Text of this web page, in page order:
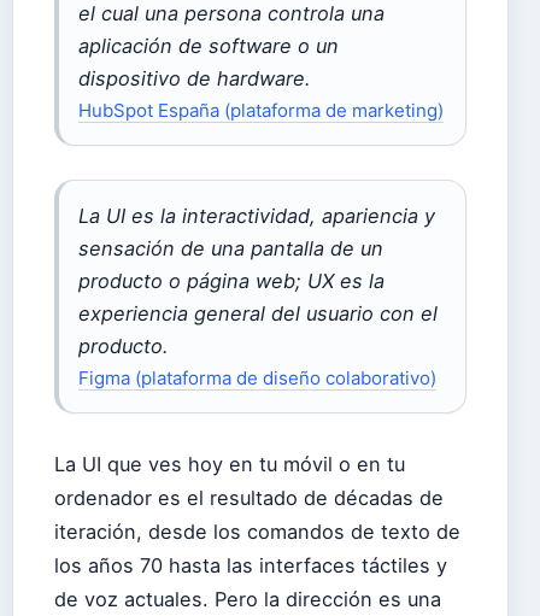
el cual una persona controla una
aplicación de software o un
dispositivo de hardware.
HubSpot España (plataforma de marketing)
La UI es la interactividad, apariencia y
sensación de una pantalla de un
producto o página web; UX es la
experiencia general del usuario con el
producto.
Figma (plataforma de diseño colaborativo)
La UI que ves hoy en tu móvil o en tu
ordenador es el resultado de décadas de
iteración, desde los comandos de texto de
los años 70 hasta las interfaces táctiles y
de voz actuales. Pero la dirección es una